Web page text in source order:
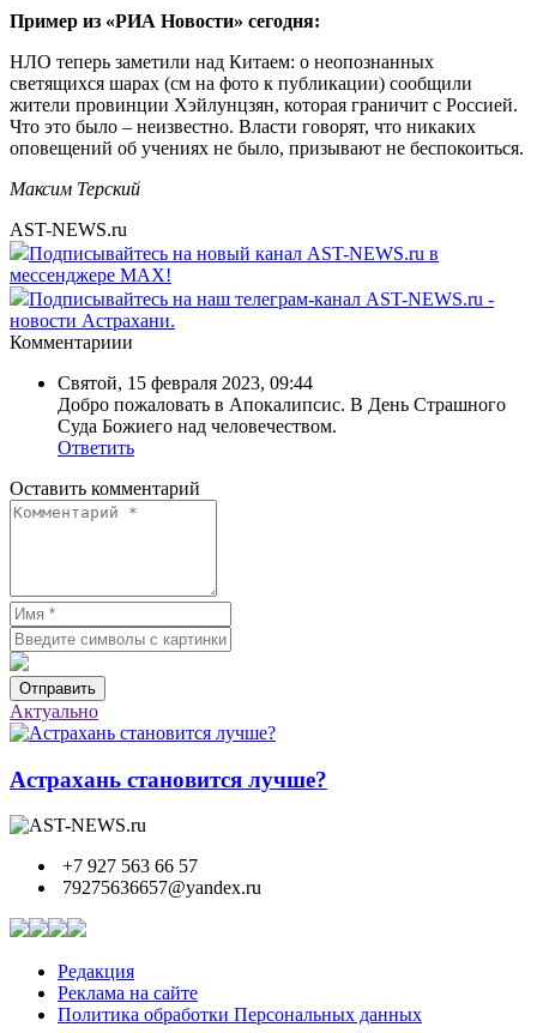
Пример из «РИА Новости» сегодня:
НЛО теперь заметили над Китаем: о неопознанных
светящихся шарах (см на фото к публикации) сообщили
жители провинции Хэйлунцзян, которая граничит с Россией.
Что это было – неизвестно. Власти говорят, что никаких
оповещений об учениях не было, призывают не беспокоиться.
Максим Терский
AST-NEWS.ru
Подписывайтесь на новый канал AST-NEWS.ru в
мессенджере MAX!
Подписывайтесь на наш телеграм-канал AST-NEWS.ru -
новости Астрахани.
Комментариии
Святой, 15 февраля 2023, 09:44
Добро пожаловать в Апокалипсис. В День Страшного
Суда Божиего над человечеством.
Ответить
Оставить комментарий
Отправить
Актуально
Астрахань становится лучше?
+7 927 563 66 57
79275636657@yandex.ru
Редакция
Реклама на сайте
Политика обработки Персональных данных